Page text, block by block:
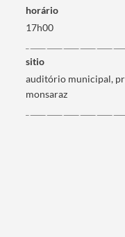
Filtros
horário
17h00
sitio
auditório municipal,
monsaraz